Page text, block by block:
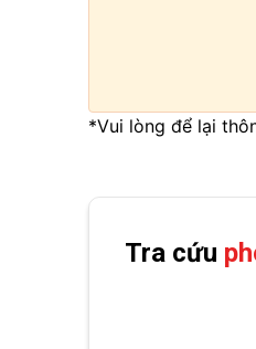
*Vui lòng để lại
Tra cứu